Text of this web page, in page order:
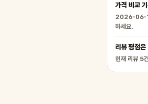
가격 비교
2026-06-16
하세요.
리뷰 평점
현재 리뷰 5